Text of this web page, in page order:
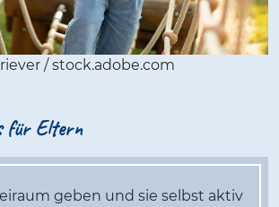
/ stock.adobe.com
für Eltern
geben und sie selbst aktiv